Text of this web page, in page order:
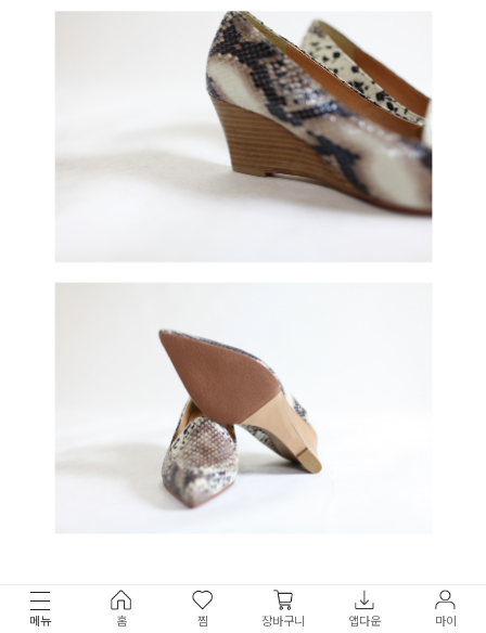
메뉴 홈 찜 장바구니 앱다운 마이